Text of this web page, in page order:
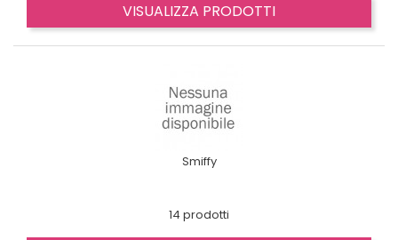
VISUALIZZA PRODOTTI
Smiffy
14 prodotti